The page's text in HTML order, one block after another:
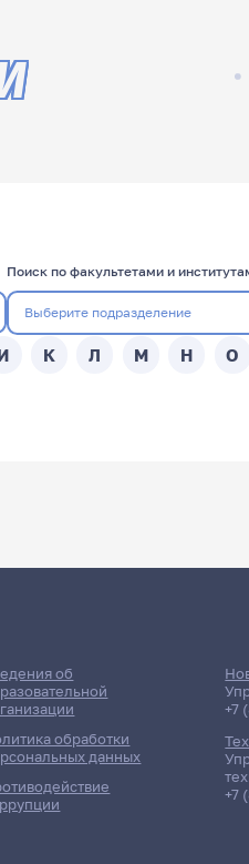
Поиск по факультетами и
К Л М Н О
об
обработки
данных
+7
+7